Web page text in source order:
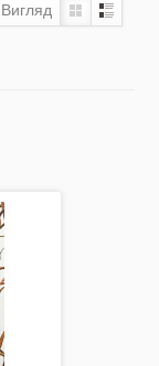
Вигляд